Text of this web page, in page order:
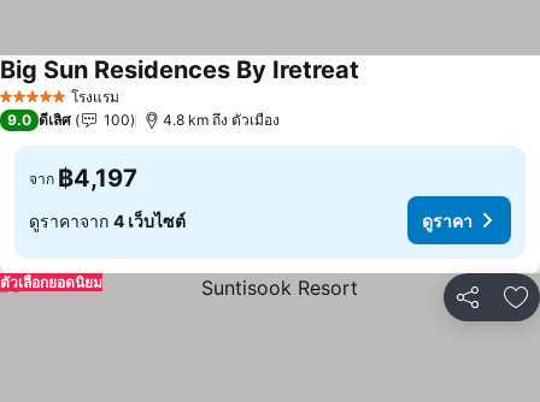
5 ดาว โรงแรม
Big Sun Residences By Iretreat
9.0 ดีเลิศ 100 4.8 km ถึง ตัวเมือง
จาก ฿4,197
ดูราคาจาก 4 เว็บไซต์ ดูราคา
แชร์ เ
ตัวเลือกยอดนิยม